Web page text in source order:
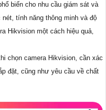
biến cho nhu cầu giám sát và
tính năng thông minh và độ
Hikvision một cách hiệu quả,
chọn camera Hikvision, cần xác
đặt, cũng như yêu cầu về chất